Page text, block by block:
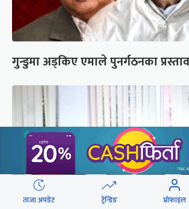
गुन्डुमा अड्किए एमाले पुनर्गठनका
ताजा अपडेट ट्रेन्डिङ प्रोफाइल